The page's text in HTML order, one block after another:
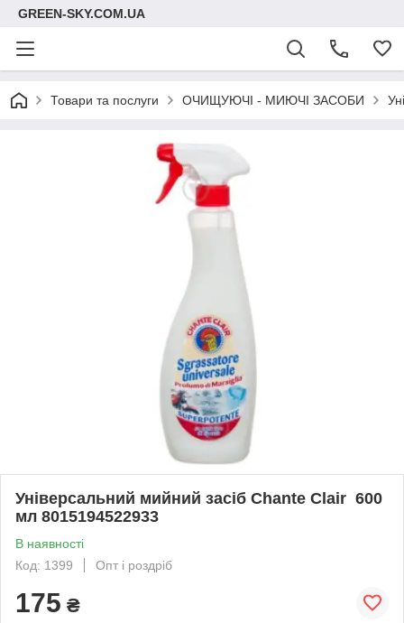
GREEN-SKY.COM.UA
Товари та послуги ОЧИЩУЮЧІ - МИЮЧІ ЗАСОБИ
Універсальний мийний засіб Chante Clair 600
мл 8015194522933
В наявності
Код: 1399
Опт і роздріб
175 ₴